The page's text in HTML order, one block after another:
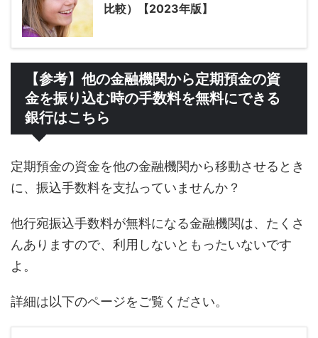
比較）【2023年版】
【参考】他の金融機関から定期預金の資
金を振り込む時の手数料を無料にできる
銀行はこちら
定期預金の資金を他の金融機関から移動させるとき
に、振込手数料を支払っていませんか？
他行宛振込手数料が無料になる金融機関は、たくさ
んありますので、利用しないともったいないです
よ。
詳細は以下のページをご覧ください。